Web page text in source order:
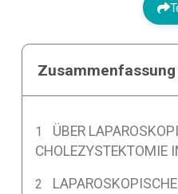
Zusammenfassung
ÜBER
CHOLEZYSTEKTOMIE
LAPAROSKOPISCHE